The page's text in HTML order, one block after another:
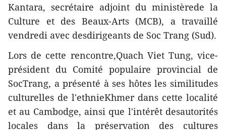
Kantara, secrétaire adjoint du ministèrede la
Culture et des Beaux-Arts (MCB), a travaillé
vendredi avec desdirigeants de Soc Trang (Sud).
Lors de cette rencontre,Quach Viet Tung, vice-
président du Comité populaire provincial de
SocTrang, a présenté à ses hôtes les similitudes
culturelles de l'ethnieKhmer dans cette localité
et au Cambodge, ainsi que l'intérêt desautorités
locales dans la préservation des cultures